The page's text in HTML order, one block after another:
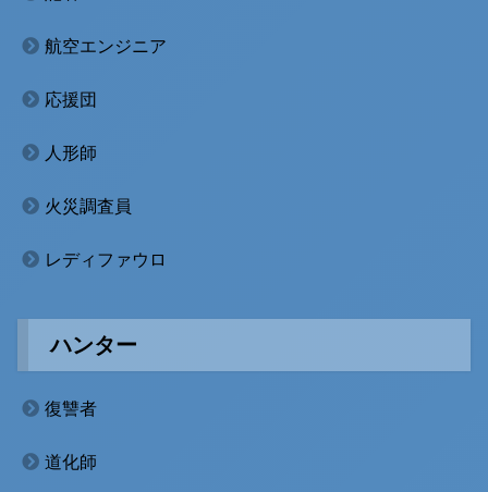
航空エンジニア
応援団
人形師
火災調査員
レディファウロ
ハンター
復讐者
道化師